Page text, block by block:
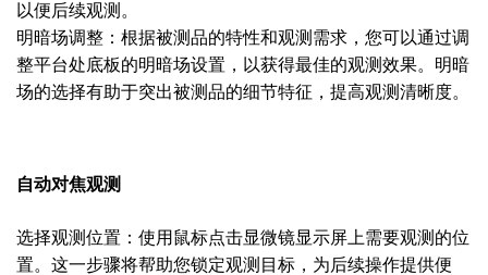
以便后续观测。
明暗场调整：根据被测品的特性和观测需求，您可以通过调
整平台处底板的明暗场设置，以获得最佳的观测效果。明暗
场的选择有助于突出被测品的细节特征，提高观测清晰度。
自动对焦观测
选择观测位置：使用鼠标点击显微镜显示屏上需要观测的位
置。这一步骤将帮助您锁定观测目标，为后续操作提供便